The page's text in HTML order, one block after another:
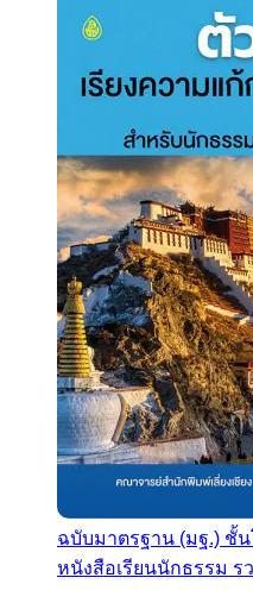
ฉบับมาตรฐาน (มฐ.) ชั้
หนังสือเรียนนักธรรม ร